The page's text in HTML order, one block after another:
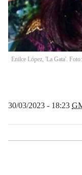
Enilce López, 'La Gata'.
30/03/2023 - 18:23